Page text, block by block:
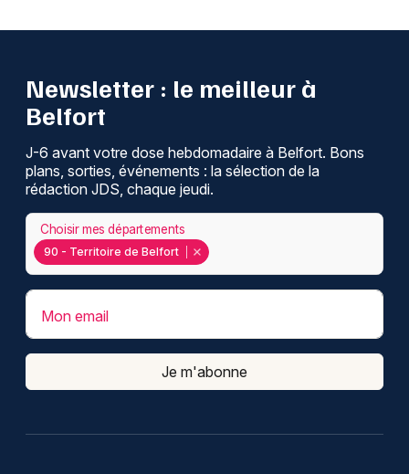
Newsletter : le meilleur à
Belfort
J-6 avant votre dose hebdomadaire à Belfort. Bons
plans, sorties, événements : la sélection de la
rédaction JDS, chaque jeudi.
90 - Territoire de Belfort
Choisir mes départements
Mon email
Je m'abonne